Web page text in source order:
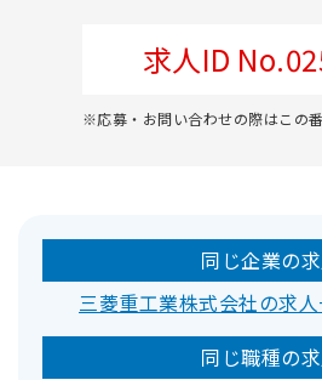
求人ID
※応募・お問い合わせの際はこの
同じ企業の
三菱重工業株式会社の求
同じ職種の